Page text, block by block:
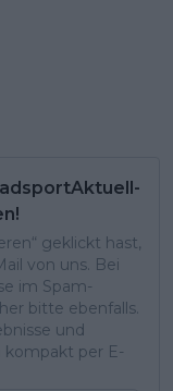
geklickt hast,
von uns. Bei
im Spam-
bitte ebenfalls.
und
kompakt per E-